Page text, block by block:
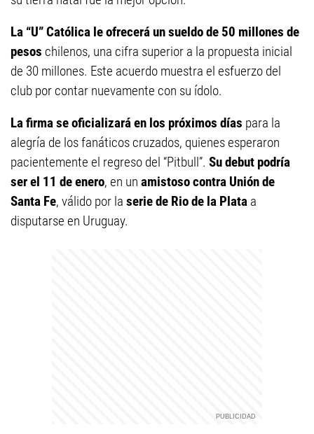
La “U” Católica le ofrecerá un sueldo de 50 millones de
pesos chilenos, una cifra superior a la propuesta inicial
de 30 millones. Este acuerdo muestra el esfuerzo del
club por contar nuevamente con su ídolo.
La firma se oficializará en los próximos días para la
alegría de los fanáticos cruzados, quienes esperaron
pacientemente el regreso del “Pitbull”. Su debut podría
ser el 11 de enero, en un amistoso contra Unión de
Santa Fe, válido por la serie de Rio de la Plata a
disputarse en Uruguay.